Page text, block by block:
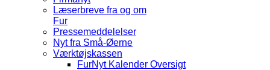
Læserbreve fra og om
Fur
Pressemeddelelser
Nyt fra Små-Øerne
Værktøjskassen
FurNyt Kalender Oversigt